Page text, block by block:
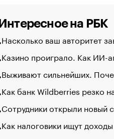
Интересное на РБК
Насколько ваш авторитет
Казино проиграло. Как ИИ-
Выживают сильнейших.
Как банк Wildberries резко
Сотрудники открыли новый
Как налоговики ищут